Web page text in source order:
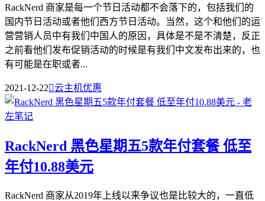
RackNerd 商家是每一个节日活动都不会落下的，包括我们的
国内节日活动或者他们西方节日活动。当然，这个和他们的运
营营销人员中有我们中国人的原因，具体是不是不清楚，反正
之前看他们发布促销活动的时候是有我们中文发布出来的，也
有可能是在职或者...
2021-12-22云主机优惠
RackNerd 黑色星期五5款年付套餐 低至
年付10.88美元
RackNerd 商家从2019年上线以来争议也是比较大的，一直低